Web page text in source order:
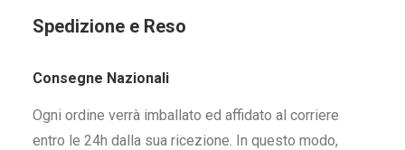
Spedizione e Reso
Consegne Nazionali
Ogni ordine verrà imballato ed affidato al corriere
entro le 24h dalla sua ricezione. In questo modo,